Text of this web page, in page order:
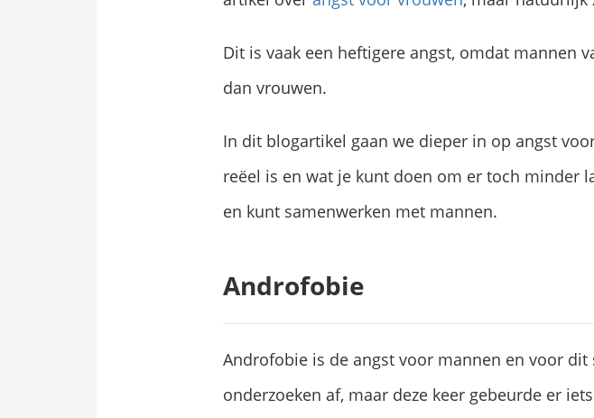
Dit is vaak een heftigere angst, omdat mannen
dan vrouwen.
In dit blogartikel gaan we dieper in op angst
reëel is en wat je kunt doen om er toch minder
en kunt samenwerken met mannen.
Androfobie
Androfobie is de angst voor mannen en voor
onderzoeken af, maar deze keer gebeurde er